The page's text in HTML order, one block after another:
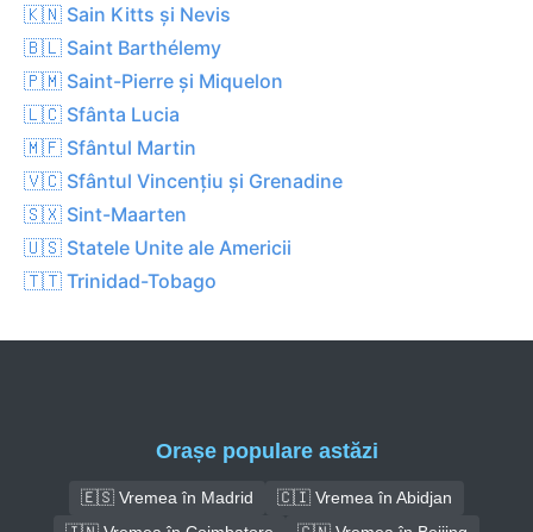
🇰🇳 Sain Kitts și Nevis
🇧🇱 Saint Barthélemy
🇵🇲 Saint-Pierre și Miquelon
🇱🇨 Sfânta Lucia
🇲🇫 Sfântul Martin
🇻🇨 Sfântul Vincențiu și Grenadine
🇸🇽 Sint-Maarten
🇺🇸 Statele Unite ale Americii
🇹🇹 Trinidad-Tobago
Orașe populare astăzi
🇪🇸 Vremea în Madrid
🇨🇮 Vremea în Abidjan